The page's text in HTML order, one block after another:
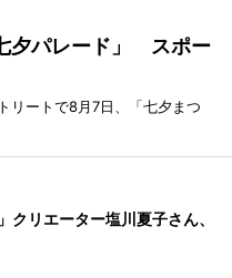
夕パレード」 スポー
リートで8月7日、「七夕まつ
クリエーター塩川夏子さん、